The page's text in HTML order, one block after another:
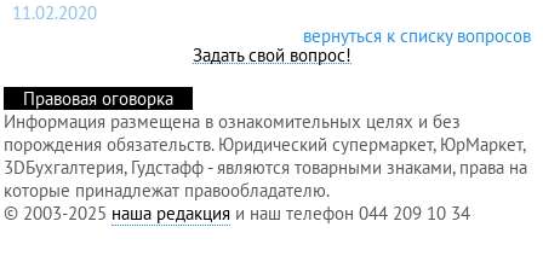
11.02.2020
вернуться к списку вопросов
Задать свой вопрос!
Правовая оговорка
Информация размещена в ознакомительных целях и без
порождения обязательств. Юридический супермаркет, ЮрМаркет,
3DБухгалтерия, Гудстафф - являются товарными знаками, права на
которые принадлежат правообладателю.
© 2003-2025 наша редакция и наш телефон 044 209 10 34
Услуги
Услуги
регистратора